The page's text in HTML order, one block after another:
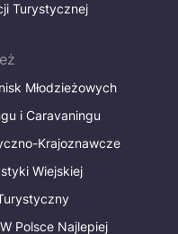
Turystycznej
Młodzieżowych
i Caravaningu
Krajoznawcze
Wiejskiej
Polsce Najlepiej